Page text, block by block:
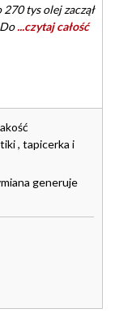
tys olej zaczął
...czytaj całość
, tapicerka i
generuje